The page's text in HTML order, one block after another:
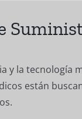
la tecnología
están